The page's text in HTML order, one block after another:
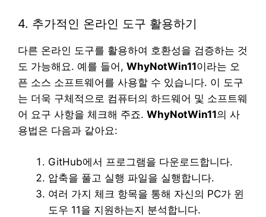
4. 추가적인 온라인 도구 활용하기
다른 온라인 도구를 활용하여 호환성을 검증하는 것
도 가능해요. 예를 들어, WhyNotWin11이라는 오
픈 소스 소프트웨어를 사용할 수 있습니다. 이 도구
는 더욱 구체적으로 컴퓨터의 하드웨어 및 소프트웨
어 요구 사항을 체크해 주죠. WhyNotWin11의 사
용법은 다음과 같아요:
GitHub에서 프로그램을 다운로드합니다.
압축을 풀고 실행 파일을 실행합니다.
여러 가지 체크 항목을 통해 자신의 PC가 윈
도우 11을 지원하는지 분석합니다.